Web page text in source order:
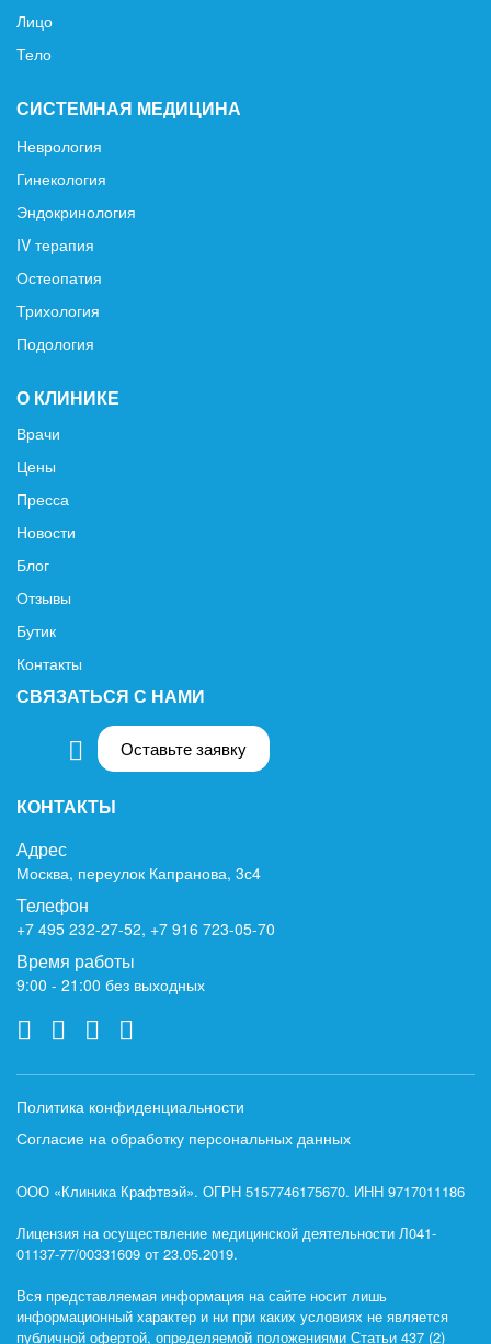
Лицо
Тело
СИСТЕМНАЯ МЕДИЦИНА
Неврология
Гинекология
Эндокринология
IV терапия
Остеопатия
Трихология
Подология
О КЛИНИКЕ
Врачи
Цены
Пресса
Новости
Блог
Отзывы
Бутик
Контакты
СВЯЗАТЬСЯ С НАМИ
Оставьте заявку
КОНТАКТЫ
Адрес
Москва, переулок Капранова, 3с4
Телефон
+7 495 232-27-52, +7 916 723-05-70
Время работы
9:00 - 21:00 без выходных
Политика конфиденциальности
Согласие на обработку персональных данных
ООО «Клиника Крафтвэй». ОГРН 5157746175670. ИНН 9717011186
Лицензия на осуществление медицинской деятельности Л041-
01137-77/00331609 от 23.05.2019.
Вся представляемая информация на сайте носит лишь
информационный характер и ни при каких условиях не является
публичной офертой, определяемой положениями Статьи 437 (2)